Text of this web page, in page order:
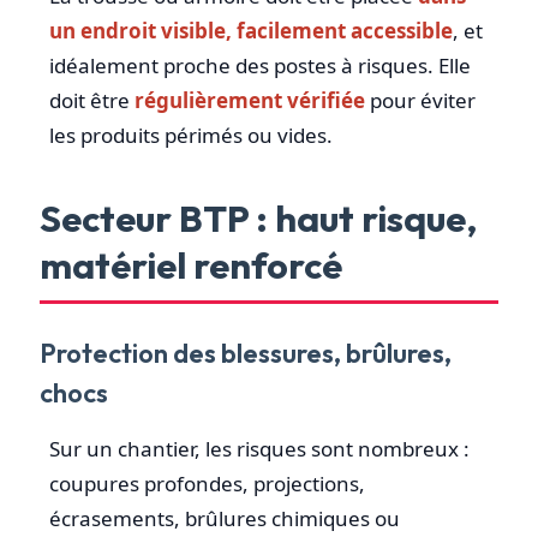
un endroit visible, facilement accessible, et
idéalement proche des postes à risques. Elle
doit être régulièrement vérifiée pour éviter
les produits périmés ou vides.
Secteur BTP : haut risque,
matériel renforcé
Protection des blessures, brûlures,
chocs
Sur un chantier, les risques sont nombreux :
coupures profondes, projections,
écrasements, brûlures chimiques ou